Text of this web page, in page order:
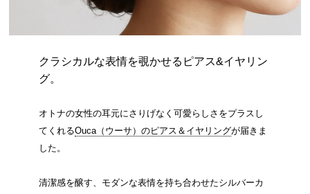
クラシカルな表情を覗かせるピアス&イヤリン
グ。
オトナの女性の耳元にさりげなく可愛らしさをプラスし
てくれるOuca（ウーサ）のピアス＆イヤリングが届きま
した。
清潔感を醸す、モダンな表情を持ち合わせたシルバーカ